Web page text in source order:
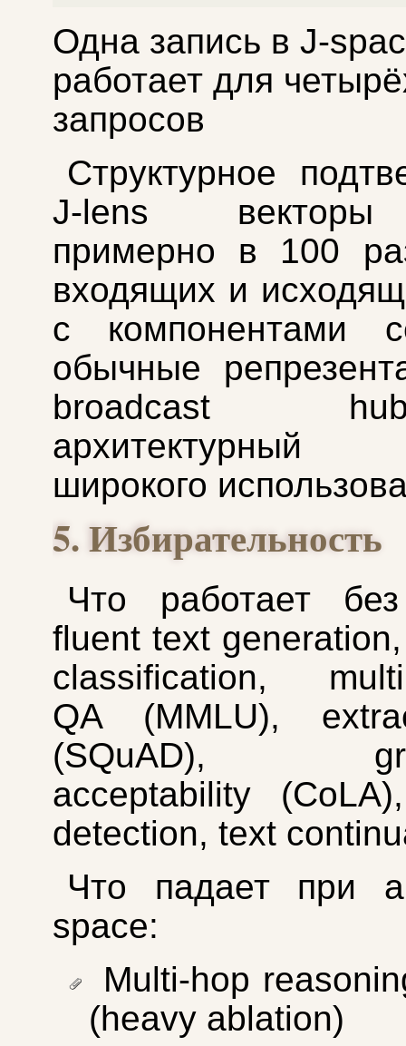
Одна запись в J-
работает для
запросов
Структурное
J-lens
примерно в 100
входящих и
с компонентами
обычные
broadcast
архитектурный
широкого
5. Избирательность
Что работает
fluent text
classification,
QA (MMLU),
(SQuAD),
acceptability
detection, text
Что падает при
space:
Multi-hop
(heavy ablation)